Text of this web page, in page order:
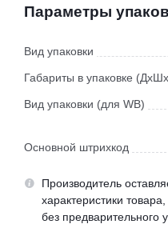
Параметры
Вид упаковки
Габариты в упаковке
Вид упаковки (для WB)
Основной штрихкод
Производитель
характеристики
без предварительного